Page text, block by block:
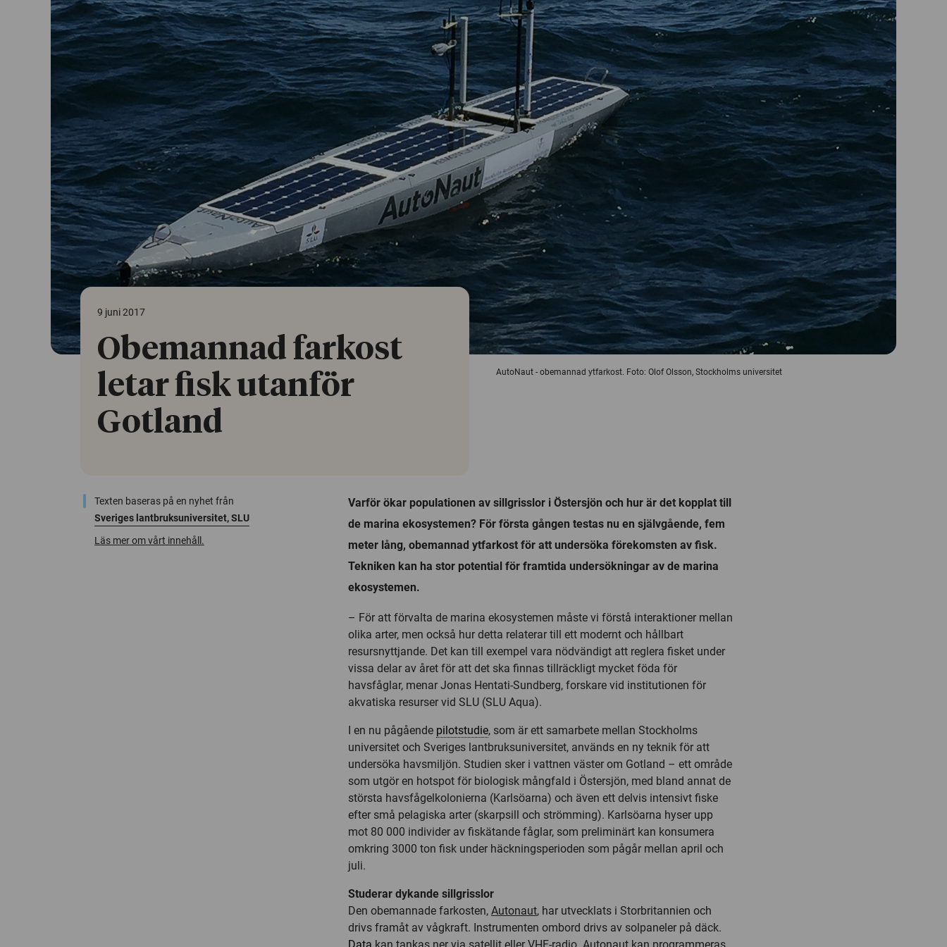
AutoNaut - obemannad ytfarkost. Foto: Olof Olsson, Stockholms universitet
9 juni 2017
Obemannad farkost
letar fisk utanför
Gotland
Texten baseras på en nyhet från
Sveriges lantbruksuniversitet, SLU
Läs mer om vårt innehåll.
Varför ökar populationen av sillgrisslor i Östersjön och hur är det kopplat till
de marina ekosystemen? För första gången testas nu en självgående, fem
meter lång, obemannad ytfarkost för att undersöka förekomsten av fisk.
Tekniken kan ha stor potential för framtida undersökningar av de marina
ekosystemen.
– För att förvalta de marina ekosystemen måste vi förstå interaktioner mellan
olika arter, men också hur detta relaterar till ett modernt och hållbart
resursnyttjande. Det kan till exempel vara nödvändigt att reglera fisket under
vissa delar av året för att det ska finnas tillräckligt mycket föda för
havsfåglar, menar Jonas Hentati-Sundberg, forskare vid institutionen för
akvatiska resurser vid SLU (SLU Aqua).
I en nu pågående pilotstudie, som är ett samarbete mellan Stockholms
universitet och Sveriges lantbruksuniversitet, används en ny teknik för att
undersöka havsmiljön. Studien sker i vattnen väster om Gotland – ett område
som utgör en hotspot för biologisk mångfald i Östersjön, med bland annat de
största havsfågelkolonierna (Karlsöarna) och även ett delvis intensivt fiske
efter små pelagiska arter (skarpsill och strömming). Karlsöarna hyser upp
mot 80 000 individer av fiskätande fåglar, som preliminärt kan konsumera
omkring 3000 ton fisk under häckningsperioden som pågår mellan april och
juli.
Studerar dykande sillgrisslor
Den obemannade farkosten, Autonaut, har utvecklats i Storbritannien och
drivs framåt av vågkraft. Instrumenten ombord drivs av solpaneler på däck.